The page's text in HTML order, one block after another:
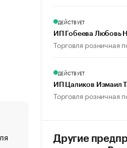
«От спорта тело стареет
ДЕЙСТВУЕТ
ИП Гобеева Любовь
Торговля розничная
ДЕЙСТВУЕТ
ИП Цаликов Измаил
Торговля розничная
Другие